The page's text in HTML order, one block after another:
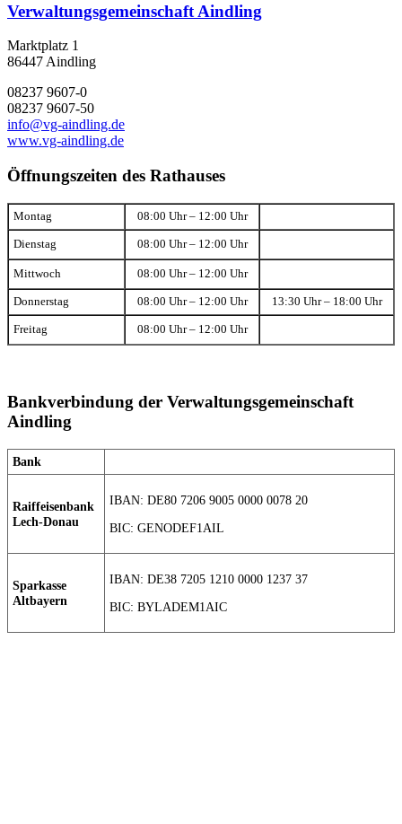
Verwaltungsgemeinschaft Aindling
Marktplatz 1
86447 Aindling
08237 9607-0
08237 9607-50
info@vg-aindling.de
www.vg-aindling.de
Öffnungszeiten des Rathauses
Montag 08:00 Uhr – 12:00 Uhr
Dienstag 08:00 Uhr – 12:00 Uhr
Mittwoch 08:00 Uhr – 12:00 Uhr
Donnerstag 08:00 Uhr – 12:00 Uhr 13:30 Uhr – 18:00 Uhr
Freitag 08:00 Uhr – 12:00 Uhr
Bankverbindung der Verwaltungsgemeinschaft
Aindling
Bank
Raiffeisenbank
Lech-Donau
IBAN: DE80 7206 9005 0000 0078 20
BIC: GENODEF1AIL
Sparkasse
Altbayern
IBAN: DE38 7205 1210 0000 1237 37
BIC: BYLADEM1AIC